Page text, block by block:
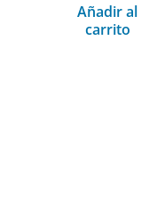
Añadir al
carrito